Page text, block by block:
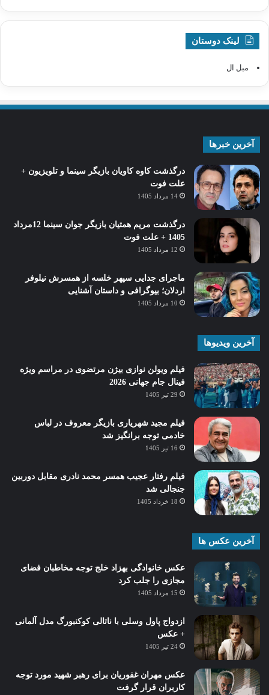
لینک دوستان
مبل ال
آخرین خبرها
درگذشت کاوه کاویان بازیگر سینما و تلویزیون +
علت فوت
14 مرداد 1405
درگذشت مریم همتیان بازیگر جوان سینما 12مرداد
1405 + علت فوت
12 مرداد 1405
ماجرای جدایی سپهر خلسه از همسرش نیلوفر
اردلان؛ بیوگرافی و داستان آشنایی
10 مرداد 1405
آخرین ویدیوها
فیلم ویولن نوازی بیژن مرتضوی در مراسم ویژه
فینال جام جهانی 2026
29 تیر 1405
فیلم مجید شهریاری بازیگر معروف در لباس
خادمی توجه برانگیز شد
16 تیر 1405
فیلم رفتار عجیب همسر محمد نادری مقابل دوربین
جنجالی شد
18 خرداد 1405
آخرین عکس ها
عکس خانوادگی بهزاد خلج توجه مخاطبان فضای
مجازی را جلب کرد
15 مرداد 1405
ازدواج پاول وسلی با ناتالی کوکنبورگ مدل آلمانی
+ عکس
24 تیر 1405
عکس مهران غفوریان برای رهبر شهید مورد توجه
کاربران قرار گرفت